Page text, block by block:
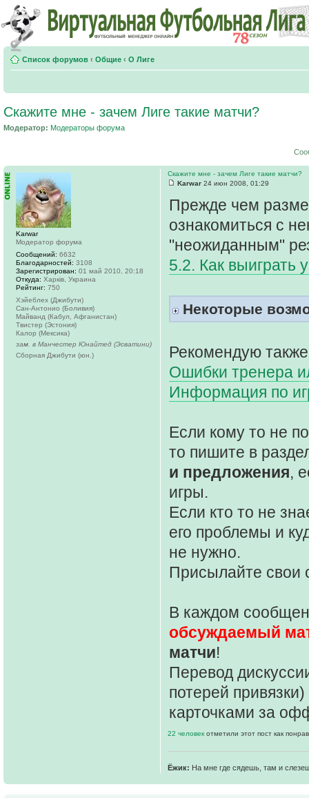
Список форумов ‹ Общие ‹ О Лиге
Скажите мне - зачем Лиге такие матчи?
Модератор: Модераторы форума
Скажите мне - зачем Лиге такие матчи?
Karwar 24 июн 2008, 01:29
Прежде чем
ознакомиться с
"неожиданным"
5.2. Как выиграть
Некоторые
Рекомендую
Ошибки тренера
Информация по
Если кому то не
то пишите в
и предложения,
игры.
Если кто то не
его проблемы и
не нужно.
Присылайте свои
В каждом
обсуждаемый
матчи!
Перевод
потерей
карточками за
22 человек отметили этот пост как
Ёжик: На мне где сядешь, там и
Karwar
Модератор форума
Сообщений: 6632
Благодарностей: 3108
Зарегистрирован: 01 май 2010, 20:18
Откуда: Харків, Украина
Рейтинг: 750
Хэйеблех (Джибути)
Сан-Антонио (Боливия)
Майванд (Кабул, Афганистан)
Твистер (Эстония)
Калор (Мексика)
зам. в Манчестер Юнайтед (Эсватини)
Сборная Джибути (юн.)